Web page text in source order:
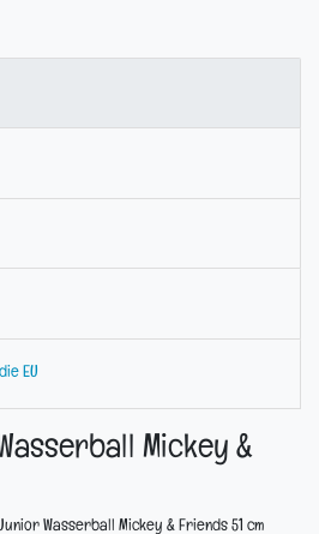
EU
Mickey &
Wasserball Mickey & Friends 51 cm